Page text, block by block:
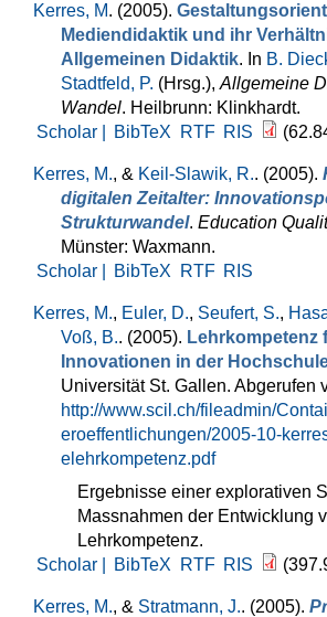
Kerres, M. (2005).
Mediendidaktik und ihr
Allgemeinen Didaktik. In B.
Stadtfeld, P. (Hrsg.), Allgemeine
Wandel. Heilbrunn: Klinkhardt.
Scholar |
BibTeX RTF RIS
Kerres, M., & Keil-Slawik, R.. (2005).
digitalen Zeitalter:
Strukturwandel. Education
Münster: Waxmann.
Scholar |
BibTeX RTF RIS
Kerres, M., Euler, D., Seufert, S.,
Voß, B.. (2005). Lehrkompetenz
Innovationen in der
Universität St. Gallen. Abgerufen
http://www.scil.ch/fileadmin/
eroeffentlichungen/2005-10-
elehrkompetenz.pdf
Ergebnisse einer explorativen
Massnahmen der Entwicklung
Lehrkompetenz.
Scholar |
BibTeX RTF RIS
Kerres, M., & Stratmann, J.. (2005).